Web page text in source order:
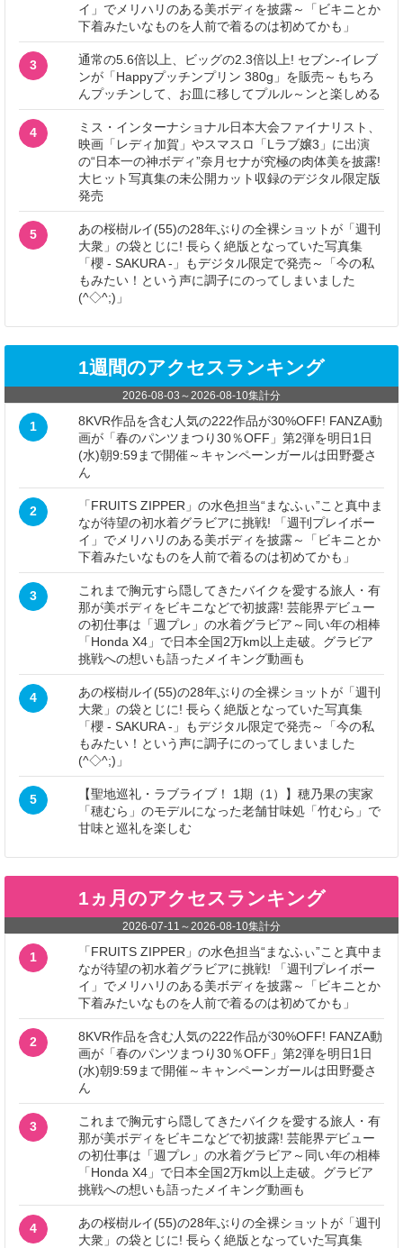
イ」でメリハリのある美ボディを披露～「ビキニとか
下着みたいなものを人前で着るのは初めてかも」
3
通常の5.6倍以上、ビッグの2.3倍以上! セブン‐イレブ
ンが「Happyプッチンプリン 380g」を販売～もちろ
んプッチンして、お皿に移してプルル～ンと楽しめる
4
ミス・インターナショナル日本大会ファイナリスト、
映画「レディ加賀」やスマスロ「Lラブ嬢3」に出演
の“日本一の神ボディ”奈月セナが究極の肉体美を披露!
大ヒット写真集の未公開カット収録のデジタル限定版
発売
5
あの桜樹ルイ(55)の28年ぶりの全裸ショットが「週刊
大衆」の袋とじに! 長らく絶版となっていた写真集
「櫻 - SAKURA -」もデジタル限定で発売～「今の私
もみたい！という声に調子にのってしまいました
(^◇^;)」
1週間のアクセスランキング
2026-08-03 ～2026-08-10集計分
1
8KVR作品を含む人気の222作品が30%OFF! FANZA動
画が「春のパンツまつり30％OFF」第2弾を明日1日
(水)朝9:59まで開催～キャンペーンガールは田野憂さ
ん
2
「FRUITS ZIPPER」の水色担当“まなふぃ”こと真中ま
なが待望の初水着グラビアに挑戦! 「週刊プレイボー
イ」でメリハリのある美ボディを披露～「ビキニとか
下着みたいなものを人前で着るのは初めてかも」
3
これまで胸元すら隠してきたバイクを愛する旅人・有
那が美ボディをビキニなどで初披露! 芸能界デビュー
の初仕事は「週プレ」の水着グラビア～同い年の相棒
「Honda X4」で日本全国2万km以上走破。グラビア
挑戦への想いも語ったメイキング動画も
4
あの桜樹ルイ(55)の28年ぶりの全裸ショットが「週刊
大衆」の袋とじに! 長らく絶版となっていた写真集
「櫻 - SAKURA -」もデジタル限定で発売～「今の私
もみたい！という声に調子にのってしまいました
(^◇^;)」
5
【聖地巡礼・ラブライブ！ 1期（1）】穂乃果の実家
「穂むら」のモデルになった老舗甘味処「竹むら」で
甘味と巡礼を楽しむ
1ヵ月のアクセスランキング
2026-07-11 ～2026-08-10集計分
1
「FRUITS ZIPPER」の水色担当“まなふぃ”こと真中ま
なが待望の初水着グラビアに挑戦! 「週刊プレイボー
イ」でメリハリのある美ボディを披露～「ビキニとか
下着みたいなものを人前で着るのは初めてかも」
2
8KVR作品を含む人気の222作品が30%OFF! FANZA動
画が「春のパンツまつり30％OFF」第2弾を明日1日
(水)朝9:59まで開催～キャンペーンガールは田野憂さ
ん
3
これまで胸元すら隠してきたバイクを愛する旅人・有
那が美ボディをビキニなどで初披露! 芸能界デビュー
の初仕事は「週プレ」の水着グラビア～同い年の相棒
「Honda X4」で日本全国2万km以上走破。グラビア
挑戦への想いも語ったメイキング動画も
4
あの桜樹ルイ(55)の28年ぶりの全裸ショットが「週刊
大衆」の袋とじに! 長らく絶版となっていた写真集